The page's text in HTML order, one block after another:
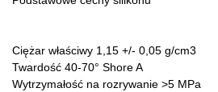
Ciężar właściwy 1,15 +/- 0,05 g/cm3
Twardość 40-70° Shore A
Wytrzymałość na rozrywanie >5 MPa